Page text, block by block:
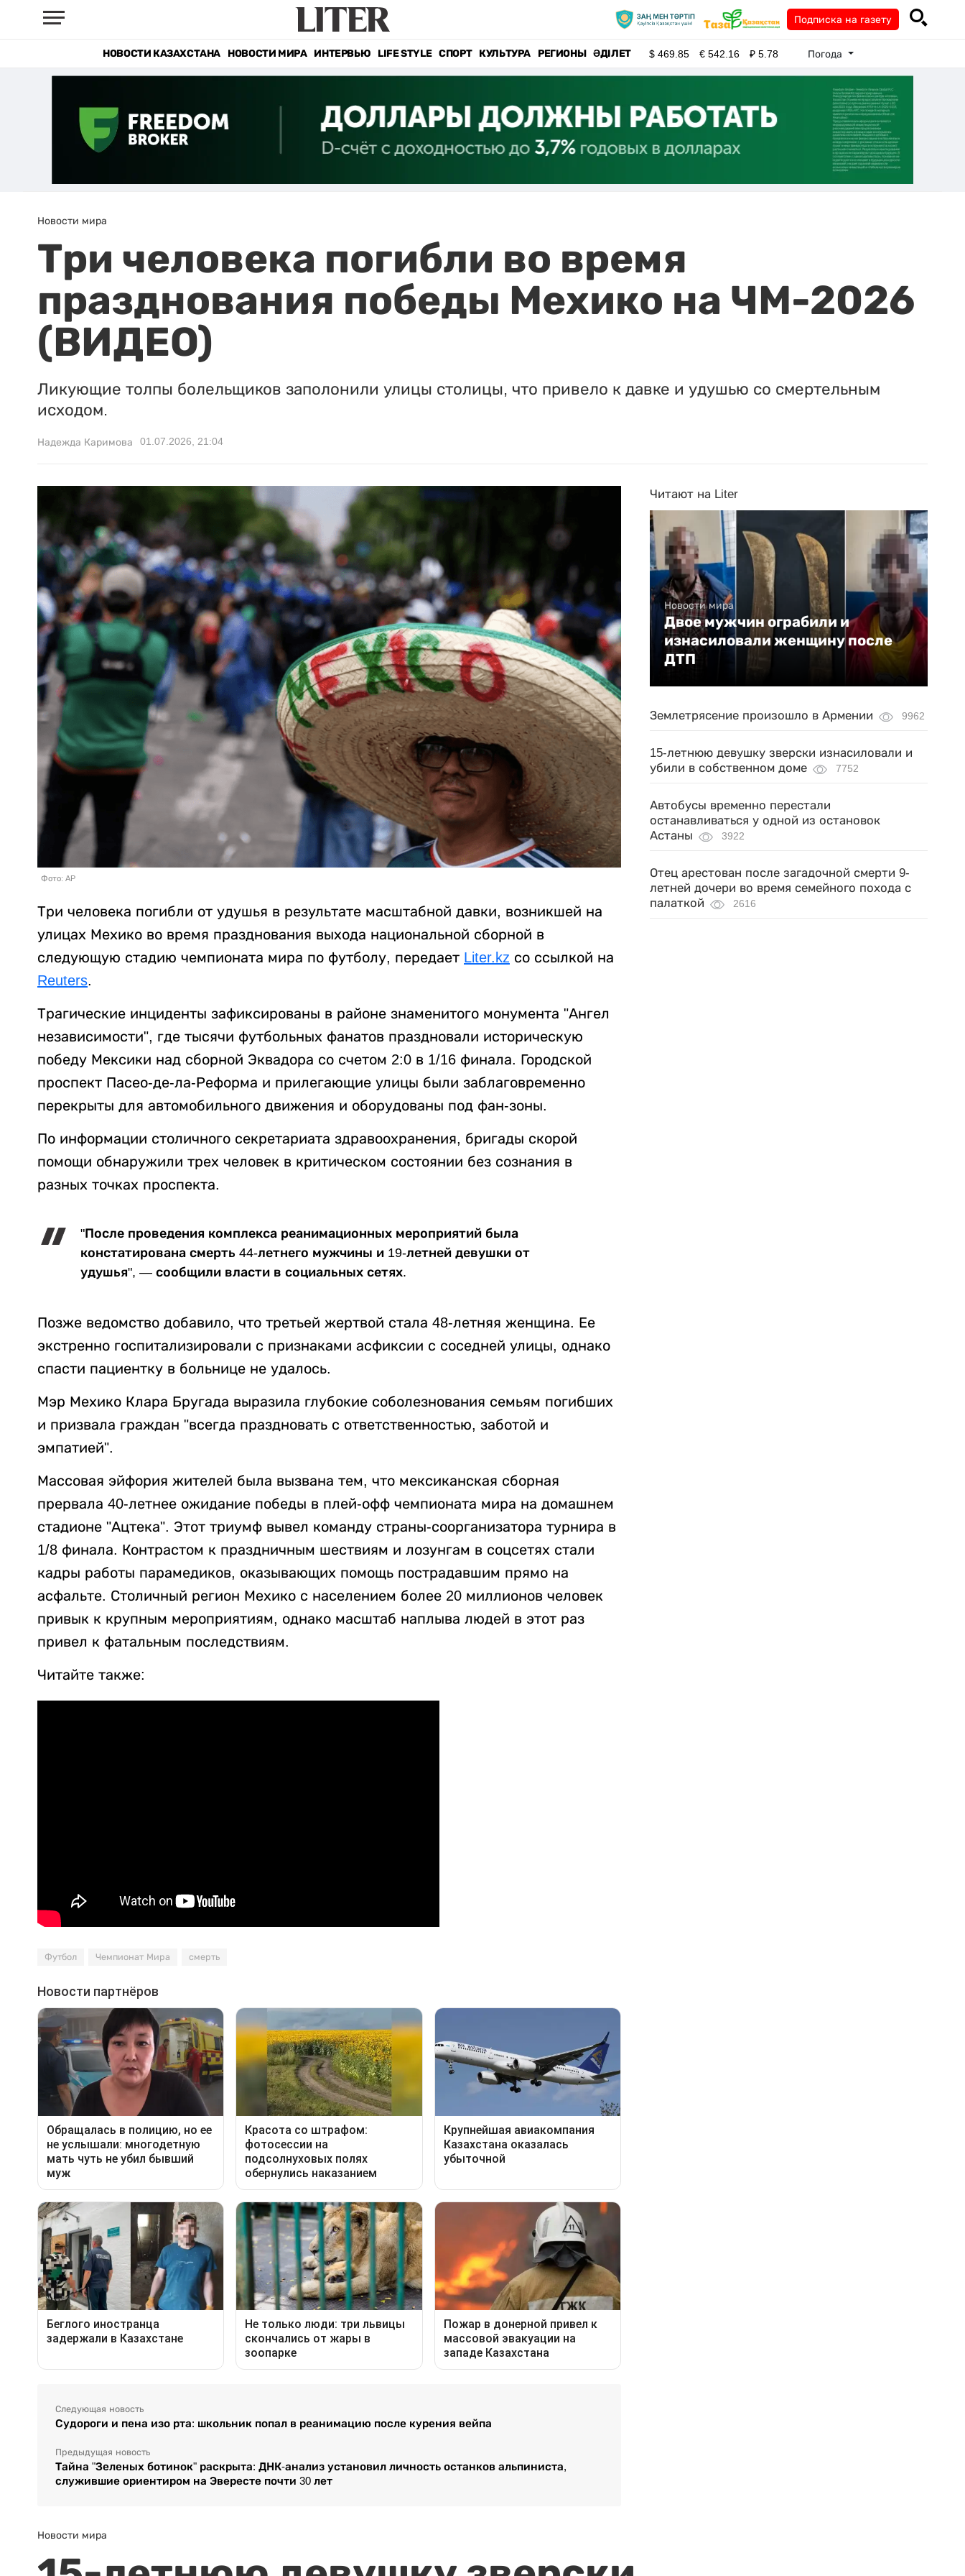
Подписка на газету
НОВОСТИ КАЗАХСТАНА НОВОСТИ МИРА ИНТЕРВЬЮ LIFE STYLE СПОРТ КУЛЬТУРА РЕГИОНЫ ӘДІЛЕТ $469.85 €542.16 ₽5.78 Погода
Новости мира
Три человека погибли во время
празднования победы Мехико на ЧМ-2026
(ВИДЕО)
Ликующие толпы болельщиков заполонили улицы столицы, что привело к давке и удушью со смертельным
исходом.
Надежда Каримова 01.07.2026, 21:04
Фото: AP
Три человека погибли от удушья в результате масштабной давки, возникшей на
улицах Мехико во время празднования выхода национальной сборной в
следующую стадию чемпионата мира по футболу, передает Liter.kz со ссылкой на
Reuters.
Трагические инциденты зафиксированы в районе знаменитого монумента "Ангел
независимости", где тысячи футбольных фанатов праздновали историческую
победу Мексики над сборной Эквадора со счетом 2:0 в 1/16 финала. Городской
проспект Пасео-де-ла-Реформа и прилегающие улицы были заблаговременно
перекрыты для автомобильного движения и оборудованы под фан-зоны.
По информации столичного секретариата здравоохранения, бригады скорой
помощи обнаружили трех человек в критическом состоянии без сознания в
разных точках проспекта.
"После проведения комплекса реанимационных мероприятий была
констатирована смерть 44-летнего мужчины и 19-летней девушки от
удушья", — сообщили власти в социальных сетях.
Позже ведомство добавило, что третьей жертвой стала 48-летняя женщина. Ее
экстренно госпитализировали с признаками асфиксии с соседней улицы, однако
спасти пациентку в больнице не удалось.
Мэр Мехико Клара Бругада выразила глубокие соболезнования семьям погибших
и призвала граждан "всегда праздновать с ответственностью, заботой и
эмпатией".
Массовая эйфория жителей была вызвана тем, что мексиканская сборная
прервала 40-летнее ожидание победы в плей-офф чемпионата мира на домашнем
стадионе "Ацтека". Этот триумф вывел команду страны-соорганизатора турнира в
1/8 финала. Контрастом к праздничным шествиям и лозунгам в соцсетях стали
кадры работы парамедиков, оказывающих помощь пострадавшим прямо на
асфальте. Столичный регион Мехико с населением более 20 миллионов человек
привык к крупным мероприятиям, однако масштаб наплыва людей в этот раз
привел к фатальным последствиям.
Читайте также:
Футбол Чемпионат Мира смерть
Следующая новость
Судороги и пена изо рта: школьник попал в реанимацию после курения вейпа
Предыдущая новость
Тайна "Зеленых ботинок" раскрыта: ДНК-анализ установил личность останков альпиниста,
служившие ориентиром на Эвересте почти 30 лет
Читают на Liter
Новости мира
Двое мужчин ограбили и
изнасиловали женщину после
ДТП
Землетрясение произошло в Армении 9962
15-летнюю девушку зверски изнасиловали и
убили в собственном доме
7752
Автобусы временно перестали
останавливаться у одной из остановок
Астаны
3922
Отец арестован после загадочной смерти 9-
летней дочери во время семейного похода с
палаткой
2616
Новости мира